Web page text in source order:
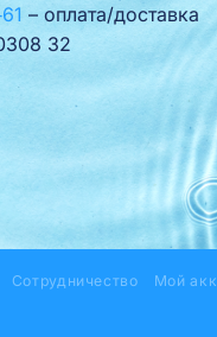
– оплата/доставка
32
Сотрудничество Мой